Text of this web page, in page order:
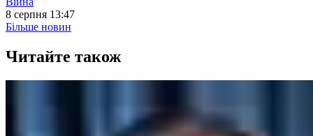
8 серпня 13:47
Більше новин
Читайте також